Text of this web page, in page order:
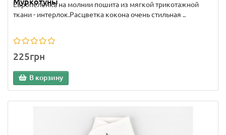
Европеленка на молнии пошита из мягкой трикотажной
ткани - интерлок.Расцветка кокона очень стильная ..
225грн
В корзину